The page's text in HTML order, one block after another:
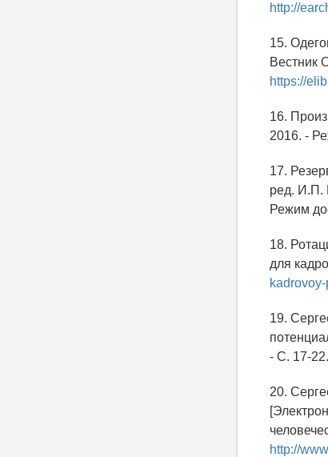
http://
15.
Вестник
https://
16.
2016. -
17.
ред. И.П.
Режим
18.
для
19.
- C. 17-
20.
http://